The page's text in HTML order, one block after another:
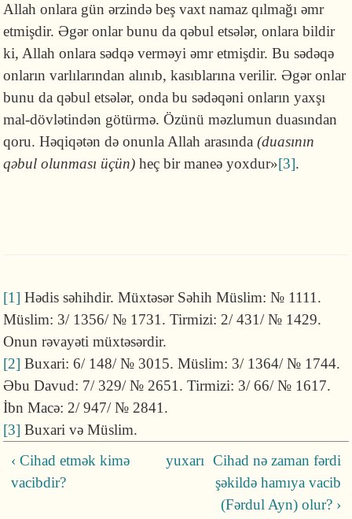
Allah onlara gün ərzində beş vaxt namaz qılmağı əmr
etmişdir. Əgər onlar bunu da qəbul etsələr, onlara bildir
ki, Allah onlara sədqə verməyi əmr etmişdir. Bu sədəqə
onların varlılarından alınıb, kasıblarına verilir. Əgər onlar
bunu da qəbul etsələr, onda bu sədəqəni onların yaxşı
mal-dövlətindən götürmə. Özünü məzlumun duasından
qoru. Həqiqətən də onunla Allah arasında(duasının
qəbul olunması üçün) heç bir maneə yoxdur»[3].
[1] Hədis səhihdir. Müxtəsər Səhih Müslim: № 1111.
Müslim: 3/ 1356/ № 1731. Tirmizi: 2/ 431/ № 1429.
Onun rəvayəti müxtəsərdir.
[2] Buxari: 6/ 148/ № 3015. Müslim: 3/ 1364/ № 1744.
Əbu Davud: 7/ 329/ № 2651. Tirmizi: 3/ 66/ № 1617.
İbn Macə: 2/ 947/ № 2841.
[3] Buxari və Müslim.
‹ Cihad etmək kimə
vacibdir?
yuxarı Cihad nə zaman fərdi
şəkildə hamıya vacib
(Fərdul Ayn) olur? ›